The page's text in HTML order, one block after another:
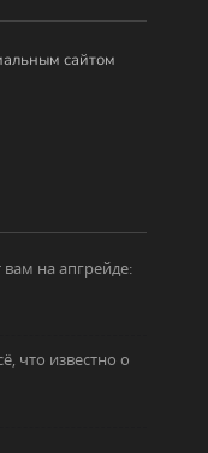
сайтом
на апгрейде:
что известно о